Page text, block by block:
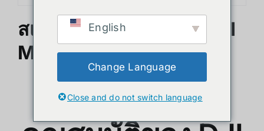
สเปคและคุณสมบัติของ DJI
Mavic 3T
สเปคและ
English
Change Language
Close and do not switch language